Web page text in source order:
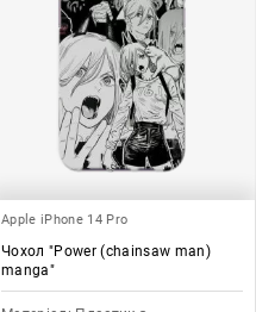
Apple iPhone 14 Pro
Чохол "Power (chainsaw man)
manga"